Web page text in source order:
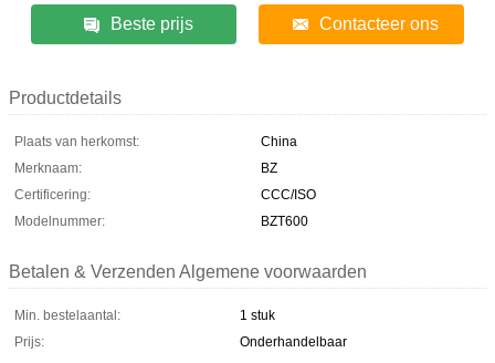
Beste prijs Contacteer ons
Productdetails
Plaats van herkomst:
China
Merknaam:
BZ
Certificering:
CCC/ISO
Modelnummer:
BZT600
Betalen & Verzenden Algemene voorwaarden
Min. bestelaantal:
1 stuk
Prijs:
Onderhandelbaar